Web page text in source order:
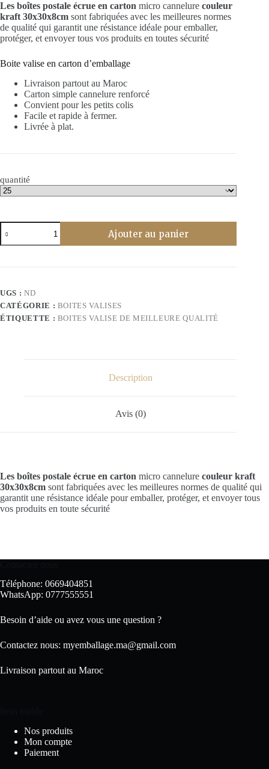
د.م. 150,00
à
د.م. 580,00
Les boîtes postale écrue en carton micro cannelure couleur
kraft 30x30x8cm sont fabriquées avec les meilleures normes
de qualité qui garantit une résistance idéale pour emballer,
protéger, et envoyer tous vos produits en toutes sécurité
Boite valise en carton d’emballage
Livraison partout au Maroc
Carton simple cannelure renforcé
Convient pour les petits colis
Facile et rapide à fermer.
Livrée à plat.
quantité
quantité
de
Boites
Ajouter au panier
UGS : ND
CATÉGORIE : BOITES VALISES
ÉTIQUETTE : BOITES VALISE DE MEILLEURE QUALITÉ
Description
Avis (0)
Les boîtes postale écrue en carton micro cannelure couleur kraft
30x30x8cm sont fabriquées avec les meilleures normes de qualité qui
garantit une résistance idéale pour emballer, protéger, et envoyer tous
vos produits en toute sécurité
Téléphone: 0669404851
WhatsApp: 0777555551
Besoin d’aide ou avez vous une question ?
Contactez nous: myemballage.ma@gmail.com
Livraison partout au Maroc
Nos produits
Mon compte
Paiement